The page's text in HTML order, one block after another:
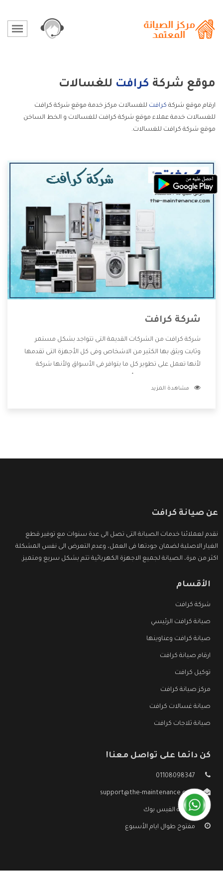
موقع شركة كرافت للغسالات
ارقام موقع شركة كرافت للغسالات مركز خدمة موقع شركة كرافت
للغسالات خدمة عملاء موقع شركة كرافت للغسالات و الخط الساخن
موقع شركة كرافت للغسالات.
شركة كرافت
شركة كرافت من الشركات القديمة التى تتواجد بشكل مستمر
وثابت ويثق بها الكثير من الاشخاص وفى كل الأجهزة التى تقدمها
لأنها تعمل على تطوير كل ما يتوافر فى الأسواق ولأنها شركة
وتقدم للعملاء أقوى العروض والخصومات التى تسهل على
مشاهدة المزيد
عن صيانة كرافت
نقدم لعملائنا خدمات الصيانة التى تصل الى عدة سنوات مع توفير قطع
الغيار الاصلية لضمان جودتها فى العمل، وعدم التعرض الى نفس المشكلة
اكثر من مرة، الصيانة لجميع الاجهزة الكهربائية تتم بشكل سريع ومتميز.
الأقسام
شركة كرافت
صيانة كرافت الرئيسي
صيانة كرافت وعناوينها
ارقام صيانة كرافت
توكيل كرافت
مركز صيانة كرافت
صيانة غسالات كرافت
صيانة ثلاجات كرافت
كن دائما على تواصل معنا!
01108098347
support@the-maintenance.com
صفحة الفيس بوك
مفتوح طوال ايام الأسبوع